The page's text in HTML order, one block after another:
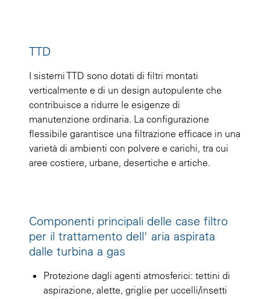
TTD
I sistemi TTD sono dotati di filtri montati
verticalmente e di un design autopulente che
contribuisce a ridurre le esigenze di
manutenzione ordinaria. La configurazione
flessibile garantisce una filtrazione efficace in una
varietà di ambienti con polvere e carichi, tra cui
aree costiere, urbane, desertiche e artiche.
Componenti principali delle case filtro
per il trattamento dell' aria aspirata
dalle turbina a gas
Protezione dagli agenti atmosferici: tettini di
aspirazione, alette, griglie per uccelli/insetti